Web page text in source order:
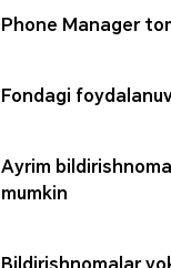
Phone Manager
Fondagi
Ayrim
mumkin